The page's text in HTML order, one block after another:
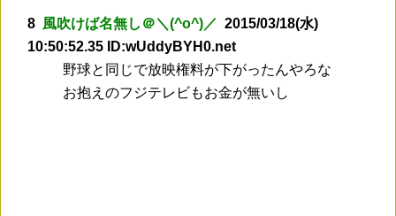
8 風吹けば名無し＠＼(^o^)／ 2015/03/18(水)
10:50:52.35 ID:wUddyBYH0.net
野球と同じで放映権料が下がったんやろな
お抱えのフジテレビもお金が無いし